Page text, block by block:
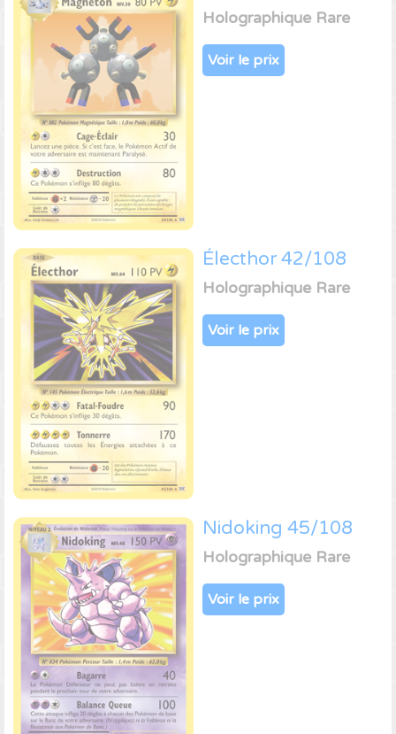
Holographique Rare
Voir le prix
Électhor 42/108
Holographique Rare
Voir le prix
Nidoking 45/108
Holographique Rare
Voir le prix